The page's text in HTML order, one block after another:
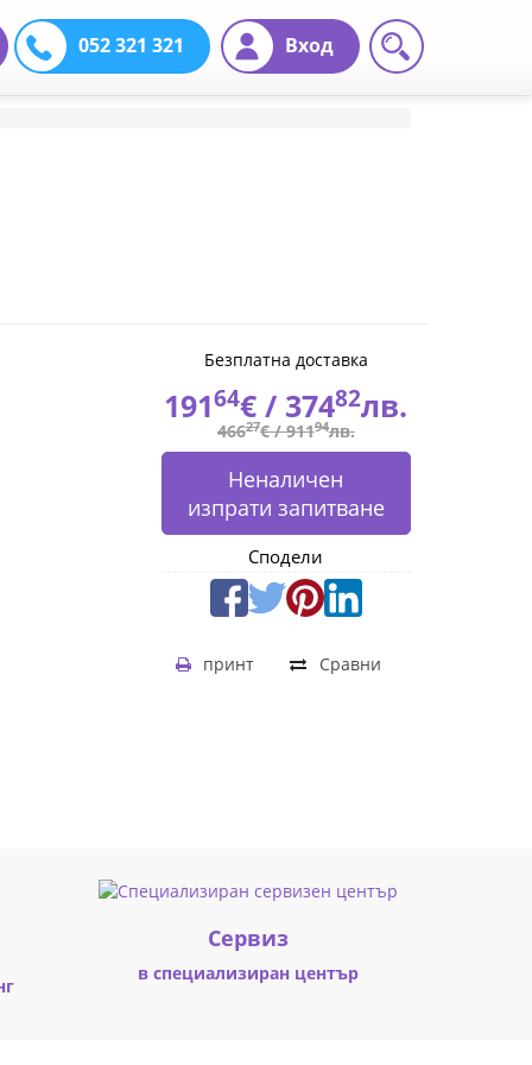
Вход
052 321 321
Безплатна доставка
19164€ / 37482лв.
46627€ /91194лв.
Неналичен
изпрати запитване
Сподели
Сравни
принт
Cервиз
в специализиран център